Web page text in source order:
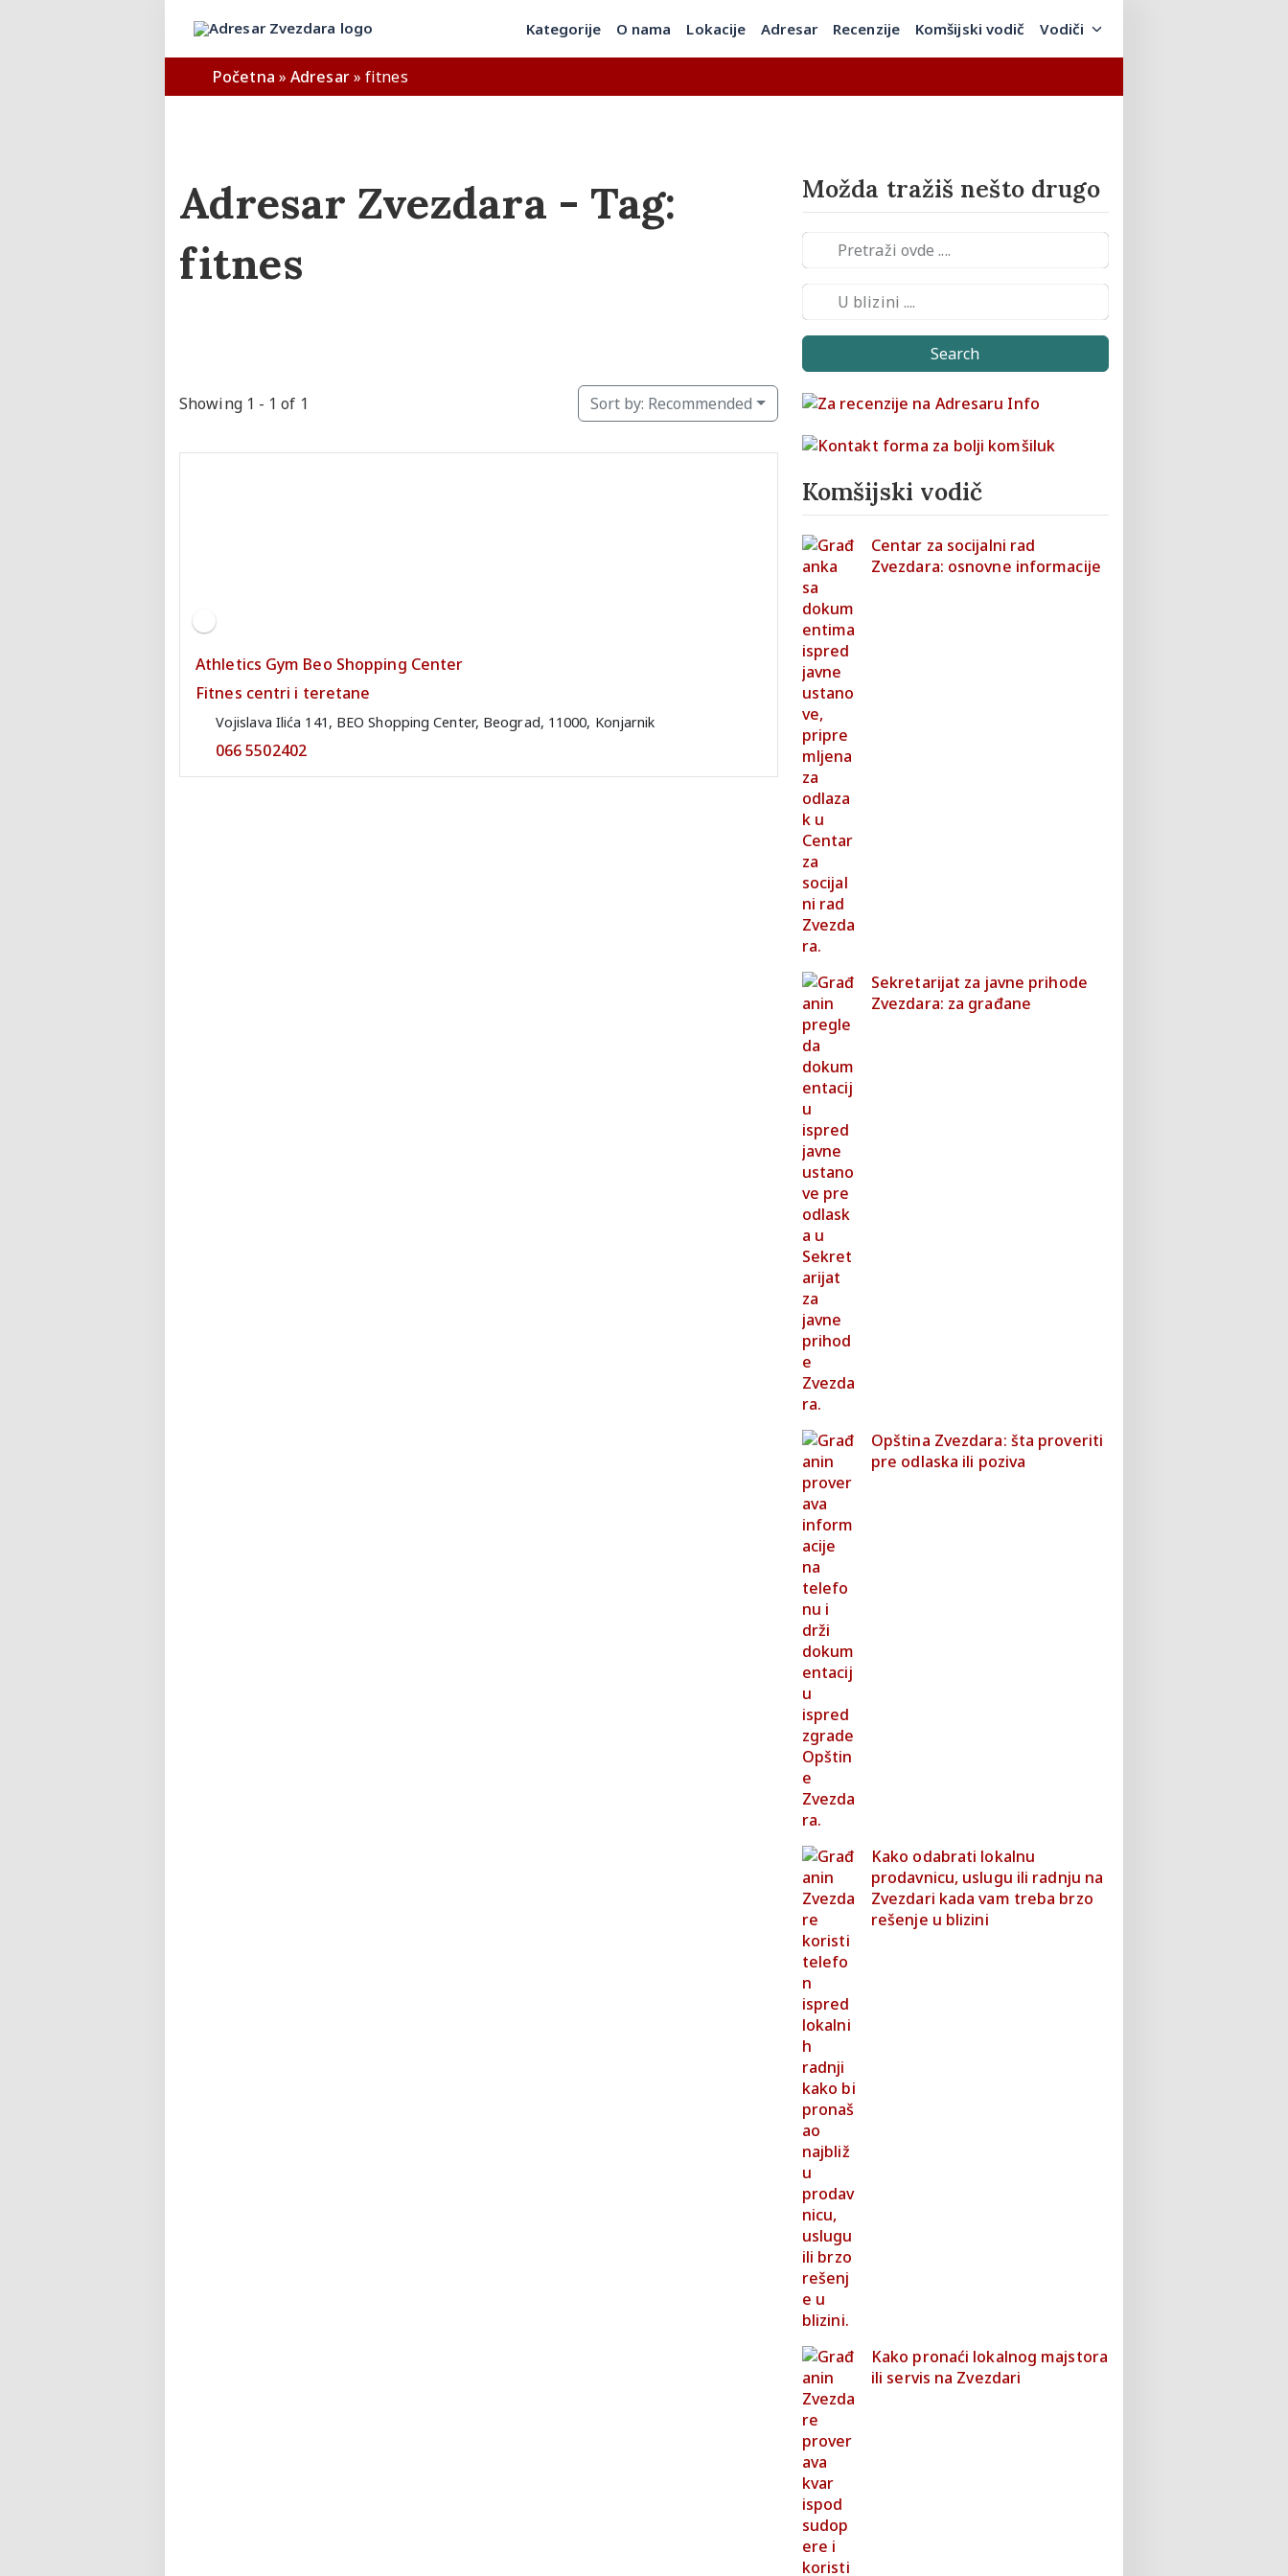
Kategorije O nama Lokacije Adresar Recenzije Komšijski vodič Vodiči
Početna »Adresar»fitnes
Adresar Zvezdara - Tag:
fitnes
Showing 1 - 1 of 1 Sort by: Recommended
Athletics Gym Beo Shopping Center
Fitnes centri i teretane
Vojislava Ilića 141, BEO Shopping Center, Beograd, 11000, Konjarnik
066 5502402
Možda tražiš nešto drugo
Search
Komšijski vodič
Centar za socijalni rad
Zvezdara: osnovne informacije
Sekretarijat za javne prihode
Zvezdara: za građane
Opština Zvezdara: šta proveriti
pre odlaska ili poziva
Kako odabrati lokalnu
prodavnicu, uslugu ili radnju na
Zvezdari kada vam treba brzo
rešenje u blizini
Kako pronaći lokalnog majstora
ili servis na Zvezdari